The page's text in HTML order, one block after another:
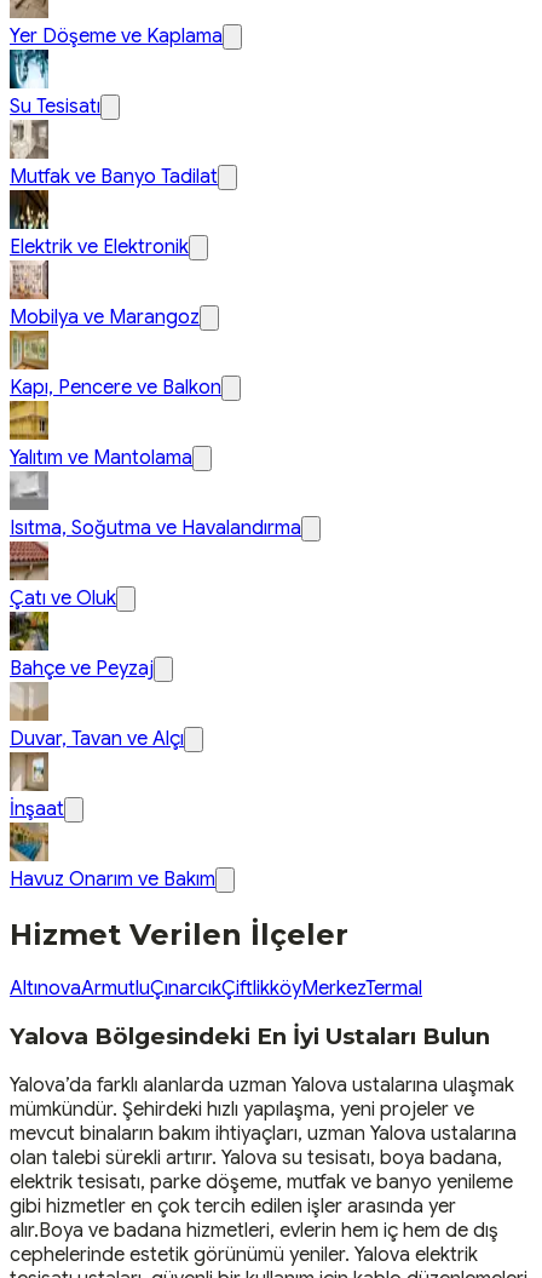
Yer Döşeme ve Kaplama
Su Tesisatı
Mutfak ve Banyo Tadilat
Elektrik ve Elektronik
Mobilya ve Marangoz
Kapı, Pencere ve Balkon
Yalıtım ve Mantolama
Isıtma, Soğutma ve Havalandırma
Çatı ve Oluk
Bahçe ve Peyzaj
Duvar, Tavan ve Alçı
İnşaat
Havuz Onarım ve Bakım
Hizmet Verilen İlçeler
AltınovaArmutluÇınarcıkÇiftlikköyMerkezTermal
Yalova Bölgesindeki En İyi Ustaları Bulun
Yalova’da farklı alanlarda uzman Yalova ustalarına ulaşmak
mümkündür. Şehirdeki hızlı yapılaşma, yeni projeler ve
mevcut binaların bakım ihtiyaçları, uzman Yalova ustalarına
olan talebi sürekli artırır. Yalova su tesisatı, boya badana,
elektrik tesisatı, parke döşeme, mutfak ve banyo yenileme
gibi hizmetler en çok tercih edilen işler arasında yer
alır.Boya ve badana hizmetleri, evlerin hem iç hem de dış
cephelerinde estetik görünümü yeniler. Yalova elektrik